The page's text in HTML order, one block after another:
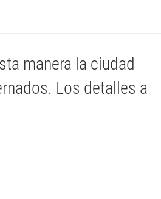
manera la ciudad
Los detalles a